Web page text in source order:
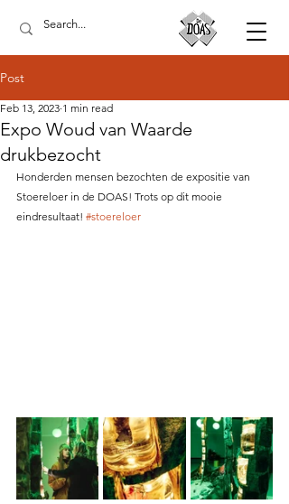
Post
Expo Woud van Waarde
drukbezocht
Feb 13, 2023 1 min read
Honderden mensen bezochten de expositie van
Stoereloer in de DOAS! Trots op dit mooie
eindresultaat! #stoereloer